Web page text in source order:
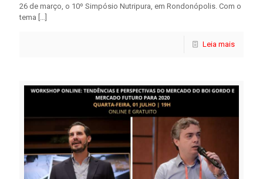
26 de março, o 10º Simpósio Nutripura, em Rondonópolis. Com o
tema
Leia mais